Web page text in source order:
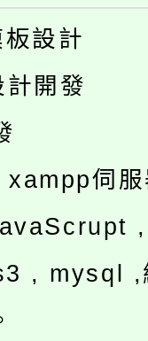
設計
開發
伺
, mysql ,